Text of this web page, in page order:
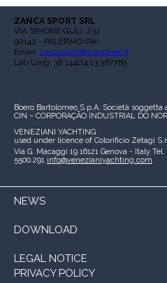
ZANCA SPORT SRL
VIA SIMONE GULI' 232
90142 - PALERMO (PA)
Email: zancasport@tiscalinet.it
Lat/Long: 38.144114,13.367769
Boero Bartolomeo S.p.A. Società soggetta
CIN – CORPORAÇÃO INDUSTRIAL DO
VENEZIANI YACHTING
used under licence of Colorificio Zetagi
Via G. Macaggi 19 16121 Genova - Italy Tel.
5500.291 info@venezianiyachting.com
NEWS
DOWNLOAD
LEGAL NOTICE
PRIVACY POLICY